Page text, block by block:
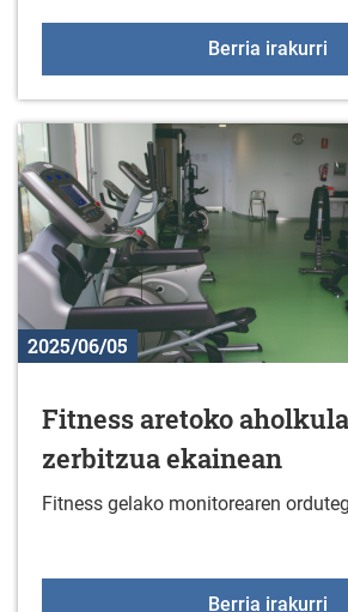
Berria irakurri
2025/06/05
Fitness aretoko
zerbitzua ekainean
Fitness gelako monitorearen
Berria irakurri